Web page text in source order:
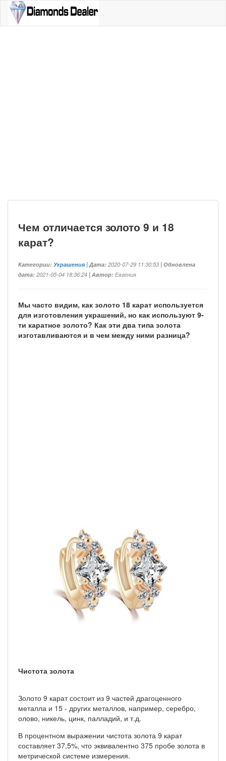
Чем отличается золото 9 и 18
карат?
Категории:Украшения | Дата:2020-07-29 11:30:53 | Обновлена
дата:2021-05-04 18:36:24 | Автор:Евгения
Мы часто видим, как золото 18 карат используется
для изготовления украшений, но как используют 9-
ти каратное золото? Как эти два типа золота
изготавливаются и в чем между ними разница?
Чистота золота
Золото 9 карат состоит из 9 частей драгоценного
металла и 15 - других металлов, например, серебро,
олово, никель, цинк, палладий, и т.д.
В процентном выражении чистота золота 9 карат
составляет 37,5%, что эквивалентно 375 пробе золота в
метрической системе измерения.